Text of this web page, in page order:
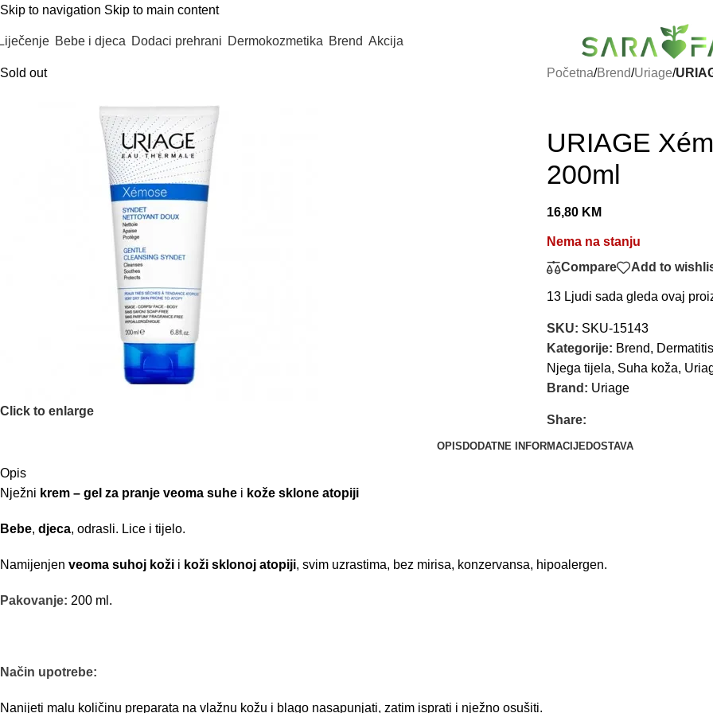
Skip to navigation Skip to main content
Bebe i djeca Dodaci prehrani Dermokozmetika Brend Akcija
Sold out
Click to enlarge
Početna/Brend/Uriage/
URIAGE
200ml
16,80 KM
Nema na stanju
Compare
Add to
13 Ljudi sada gleda ovaj
SKU: SKU-15143
Kategorije: Brend,
Njega tijela, Suha koža,
Brand: Uriage
Share:
OPISDODATNE INFORMACIJEDOSTAVA
Opis
Nježni krem – gel za pranje veoma suhe i kože sklone atopiji
Bebe, djeca, odrasli. Lice i tijelo.
Namijenjen veoma suhoj koži i koži sklonoj atopiji, svim uzrastima, bez mirisa, konzervansa, hipoalergen.
Pakovanje: 200 ml.
Način upotrebe:
Nanijeti malu količinu preparata na vlažnu kožu i blago nasapunjati, zatim isprati i nježno osušiti.